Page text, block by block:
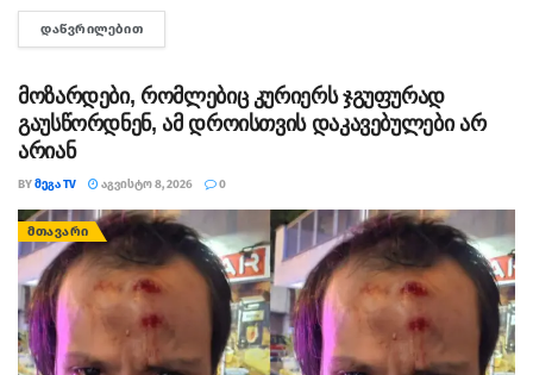
ობიექტზე აიყვანეს. შსს-ს ინფორმაციით, დაკავებულს
სისხლის სამართლის კოდექსის 11 პრიმა...
ᲓᲐᲬᲕᲠᲘᲚᲔᲑᲘᲗ
მოზარდები, რომლებიც კურიერს ჯგუფურად
გაუსწორდნენ, ამ დროისთვის დაკავებულები არ
არიან
BYᲛᲔᲒᲐ TV ᲐᲒᲕᲘᲡᲢᲝ 8, 2026 0
ᲛᲗᲐᲕᲐᲠᲘ